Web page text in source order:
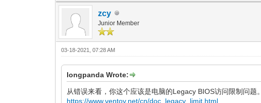
zcy
Junior Member
03-18-2021, 07:28 AM
longpanda Wrote:
从错误来看，你这个应该是电脑的Legacy BIOS访问限制问题。
https://www.ventoy.net/cn/doc_legacy_limit.html